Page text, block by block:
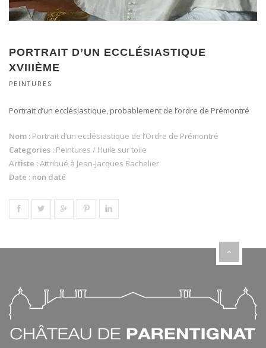
PORTRAIT D’UN ECCLÉSIASTIQUE
XVIIIÈME
PEINTURES
Portrait d’un ecclésiastique, probablement de l’ordre de Prémontré
Nom : Portrait d’un ecclésiastique de l’Ordre de Prémontré
Categories : Peintures / Huile sur toile
Artiste :Attribué à Jean-Jacques Bachelier
Date : non daté